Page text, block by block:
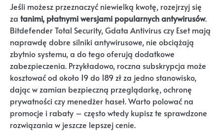
Jeśli możesz przeznaczyć niewielką kwotę, rozejrzyj się
za tanimi, płatnymi wersjami popularnych antywirusów.
Bitdefender Total Security, Gdata Antivirus czy Eset mają
naprawdę dobre silniki antywirusowe, nie obciążają
zbytnio systemu, a do tego oferują dodatkowe
zabezpieczenia. Przykładowo, roczna subskrypcja może
kosztować od około 19 do 189 zł za jedno stanowisko,
dając w zamian bezpieczną przeglądarkę, ochronę
prywatności czy menedżer haseł. Warto polować na
promocje i rabaty – często wtedy kupisz te sprawdzone
rozwiązania w jeszcze lepszej cenie.